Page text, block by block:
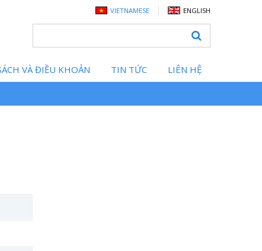
VIETNAMESE ENGLISH
VÀ ĐIỀU KHOẢN TIN TỨC LIÊN HỆ